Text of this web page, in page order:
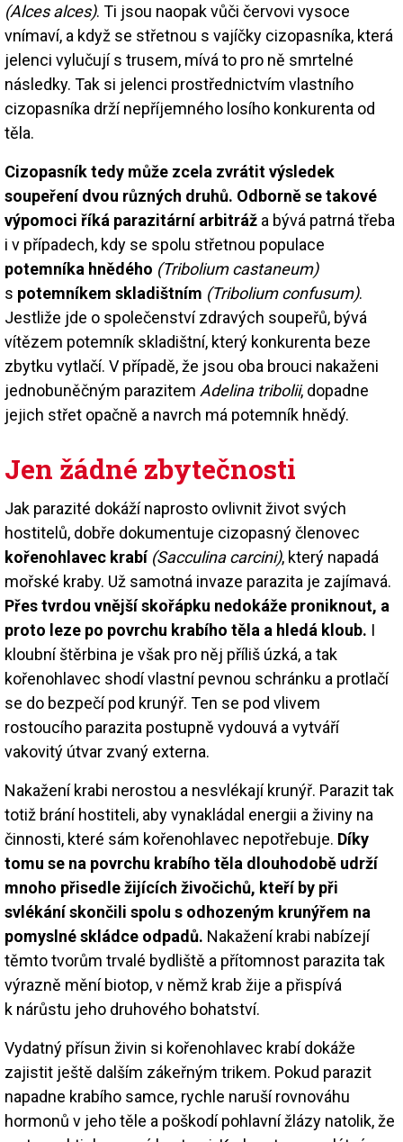
(Alces alces). Ti jsou naopak vůči červovi vysoce
vnímaví, a když se střetnou s vajíčky cizopasníka, která
jelenci vylučují s trusem, mívá to pro ně smrtelné
následky. Tak si jelenci prostřednictvím vlastního
cizopasníka drží nepříjemného losího konkurenta od
těla.
Cizopasník tedy může zcela zvrátit výsledek
soupeření dvou různých druhů. Odborně se takové
výpomoci říká parazitární arbitráž a bývá patrná třeba
i v případech, kdy se spolu střetnou populace
potemníka hnědého (Tribolium castaneum)
s potemníkem skladištním (Tribolium confusum).
Jestliže jde o společenství zdravých soupeřů, bývá
vítězem potemník skladištní, který konkurenta beze
zbytku vytlačí. V případě, že jsou oba brouci nakaženi
jednobuněčným parazitem Adelina tribolii, dopadne
jejich střet opačně a navrch má potemník hnědý.
Jen žádné zbytečnosti
Jak parazité dokáží naprosto ovlivnit život svých
hostitelů, dobře dokumentuje cizopasný členovec
kořenohlavec krabí (Sacculina carcini), který napadá
mořské kraby. Už samotná invaze parazita je zajímavá.
Přes tvrdou vnější skořápku nedokáže proniknout, a
proto leze po povrchu krabího těla a hledá kloub. I
kloubní štěrbina je však pro něj příliš úzká, a tak
kořenohlavec shodí vlastní pevnou schránku a protlačí
se do bezpečí pod krunýř. Ten se pod vlivem
rostoucího parazita postupně vydouvá a vytváří
vakovitý útvar zvaný externa.
Nakažení krabi nerostou a nesvlékají krunýř. Parazit tak
totiž brání hostiteli, aby vynakládal energii a živiny na
činnosti, které sám kořenohlavec nepotřebuje. Díky
tomu se na povrchu krabího těla dlouhodobě udrží
mnoho přisedle žijících živočichů, kteří by při
svlékání skončili spolu s odhozeným krunýřem na
pomyslné skládce odpadů. Nakažení krabi nabízejí
těmto tvorům trvalé bydliště a přítomnost parazita tak
výrazně mění biotop, v němž krab žije a přispívá
k nárůstu jeho druhového bohatství.
Vydatný přísun živin si kořenohlavec krabí dokáže
zajistit ještě dalším zákeřným trikem. Pokud parazit
napadne krabího samce, rychle naruší rovnováhu
hormonů v jeho těle a poškodí pohlavní žlázy natolik, že